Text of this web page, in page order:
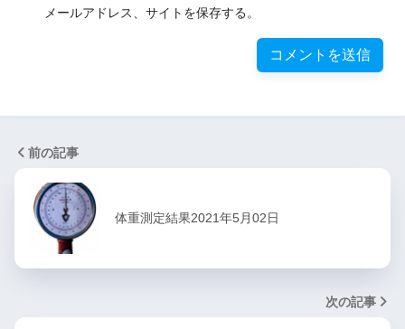
メールアドレス、サイトを保存する。
前の記事
体重測定結果2021年5月02日
次の記事